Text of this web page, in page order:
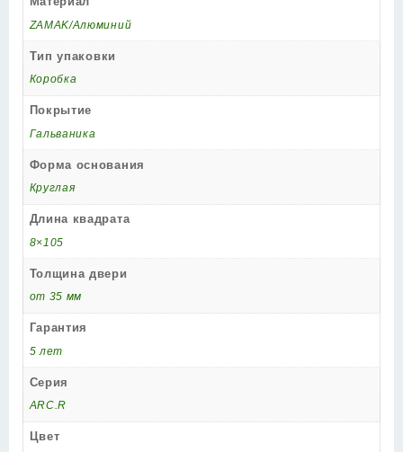
ZAMAK/Алюминий
Тип упаковки
Коробка
Покрытие
Гальваника
Форма основания
Круглая
Длина квадрата
8×105
Толщина двери
от 35 мм
Гарантия
5 лет
Серия
ARC.R
Цвет